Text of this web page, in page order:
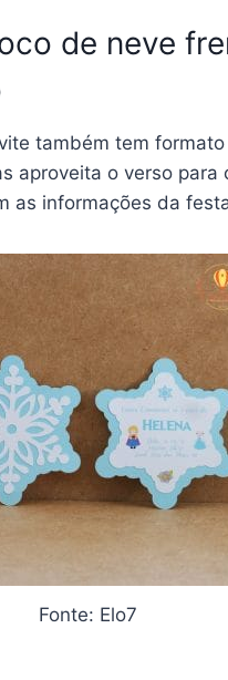
de neve
também tem
aproveita o verso para
as informações da
Fonte: Elo7